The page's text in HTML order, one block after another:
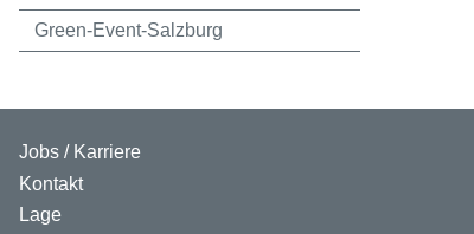
Green-Event-Salzburg
Jobs / Karriere
Kontakt
Lage